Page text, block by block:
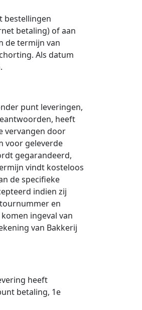
bestellingen
betaling) of aan
de termijn van
Als datum
punt leveringen,
heeft
vervangen door
voor geleverde
gegarandeerd,
vindt kosteloos
de specifieke
indien zij
en
ingeval van
van Bakkerij
heeft
betaling, 1e